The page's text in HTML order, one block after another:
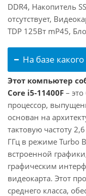
DDR4, Накопитель
отсутствует,
TDP 125Вт mP45,
На базе
Этот компьютер
Core i5-11400F –
процессор,
основан на
тактовую частоту
ГГц в режиме Turbo
встроенной
графическим
видеокарта. Этот
среднего класса,